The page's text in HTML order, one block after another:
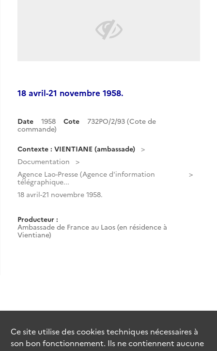
18 avril-21 novembre 1958.
Date 1958 Cote
732PO/2/93 (Cote de
commande)
Contexte : VIENTIANE (ambassade)
Documentation
Agence Lao-Presse (Agence d'information
télégraphique...
18 avril-21 novembre 1958.
Producteur :
Ambassade de France au Laos (en résidence à
Vientiane)
Ce site utilise descookiestechniques nécessaires à
son bon fonctionnement. Ils ne contiennent aucune